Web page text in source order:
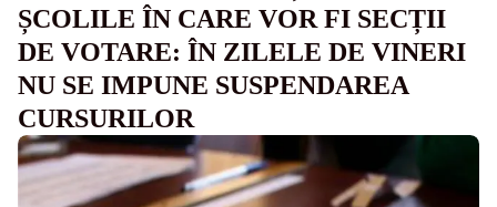
ȘCOLILE ÎN CARE VOR FI SECȚII
DE VOTARE: ÎN ZILELE DE VINERI
NU SE IMPUNE SUSPENDAREA
CURSURILOR